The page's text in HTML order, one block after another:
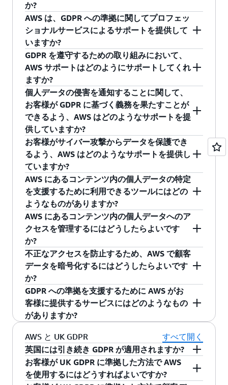
います。
の AWS のサービスによって異なります。
す。この例には、AWS による
27017、および 27018 への準拠が含まれます。
ISO 27018 には、顧客データの保護に重点を置い
たセキュリティ統制が含まれています。
サービスを提供するクラウドコンピューティン
グのリーダーの連合体です。CISPE Data
Protection Code of Conduct(CISPE Code) は、ク
ラウドインフラストラクチャサービスプロバイ
ダーに焦点を当てた初の汎欧州のデータ保護行
動規範です。CISPE Code は、欧州全土の 27 の
データ保護機関に代わって行動する
Data Protection Boardによって承認され、主な
監督機関としての役割を担う French Data
Protection Authority (CNIL) によって正式に採用
されました。2017 年、AWS は旧版の CISPE
Code への準拠を発表しました。
責任共有モデルは、GDPR に基づいた AWS のさ
まざまな責任 (データの処理者または補助処理者
として)、ならびにお客様の責任 (データ管理者ま
たはデータ処理者として) を説明するために役立
つアプローチです。
か?
はい。AWS パートナーソリューションファイン
ダー (PSF)で「GDPR」で検索すると、GDPR の
遵守に役立つ製品やサービスを提供している
ISV、MSP、SI パートナーを見つけることができ
ます。また、AWS Marketplaceで「GDPR」のソ
リューションを探すこともできます。
AWS は、GDPR への準拠に関してプロフェッ
ショナルサービスによるサポートを提供して
いますか?
はい。AWS Security Assurance Services チーム
は、GDPR の遵守に向けたお客様との取り組みを
サポートするさまざまな活動を実施していま
す。業界認定のコンプライアンス専門家で構成
されるこのチームは、適用可能なコンプライア
ンス標準を AWS のサービス固有の機能に結び付
けることにより、お客様がクラウドでコンプラ
イアンスを達成、維持、自動化するのを支援い
たします。AWS プロフェッショナルサービスの
コンサルタントがお客様をどのようにサポート
できるかについての詳細は、こちらをご覧くだ
さい。
GDPR を遵守するための取り組みにおいて、
AWS サポートはどのようにサポートしてくれ
ますか?
お客様は、AWS サポートを活用して、GDPR コ
ンプライアンスへの道のりを支援する技術的助
言を受けることができます。AWS では、この活
動の一環として、Cloud Support Engineer と
Technical Account Manager (TAM) のチームが存
在しており、コンプライアンスに関するリスク
の特定と低減をサポートするトレーニングを受
けています。AWS が提供するサポートのレベル
は、お客様が選択した AWS サポートプランによ
って異なります。お客様が AWS プレミアムサポ
ートについてお知りになりたい場合は、AWS マ
ネジメントコンソール で利用できる AWS
Support Center にアクセスして、詳細を確認で
きます。この場合、エンタープライズサポート
契約で指定した連絡先情報を使用するか、AWS
サポートのウェブページ
い。エンタープライズサポートに登録している
お客様は、GDPR 関連の質問に関して TAM に問
い合わせるべきです。
個人データの侵害を通知することに関して、
お客様が GDPR に基づく義務を果たすことが
できるよう、AWS はどのようなサポートを提
供していますか?
AWS には、セキュリティインシデントのモニタ
リングとデータ侵害の通知プロセスがあり、
AWS DPA に従って、不当な遅延なしに AWS の
セキュリティ違反をお客様に通知します。ま
た、AWS は、お客様のリソースに対して誰がア
クセスできるか、またそのユーザーがいつどこ
からアクセスしたかを把握するためのツールを
いくつか提供しています。このようなツールの 1
つに
CloudTrail を使用すると、AWS アカウントのガ
バナンス、コンプライアンス、運用監査、リス
ク監査を実施できるようになります。AWS
CloudTrail を使用すると、お客様は AWS インフ
ラストラクチャ全体でアクションに関するアカ
ウントアクティビティをログに記録し、継続的
にモニタリングし、情報を保持できます。これ
により、各組織は、AWS インフラストラクチャ
で何が発生しているかを把握でき、異常なアク
ティビティが発生した場合にはすぐに対策を講
じることができます。お客様が GDPR に基づい
お客様がサイバー攻撃からデータを保護でき
るよう、AWS はどのようなサポートを提供し
ていますか?
AWS は、お客様と APN パートナーがお客様の顧
客データを保護し、サイバー攻撃から防御でき
るようサポートするための多数のツールを提供
しています。そのようなツールの 1 つにAWS
Shieldがあります。これは、分散型サービス拒
否 (DDoS) に対するマネージド保護サービスで、
AWS で運用しているウェブサイトとアプリケー
ションを保護するために使用できます。AWS
Shield Standard は追加料金なしで利用でき、ア
プリケーションのダウンタイムとレイテンシー
を最小限に抑える常時稼働の検出機能および自
動インライン緩和策となります。AWS で運用さ
れ、ELB、Amazon CloudFront、Amazon Route
53 のリソースを使用するウェブアプリケーショ
ンを標的とした攻撃に対する保護を強化するた
め、お客様と APN パートナーは AWS Shield
Advanced に登録できます。また、AWS は、AWS
AWS にあるコンテンツ内の個人データの特定
を支援するために利用できるツールにはどの
ようなものがありますか?
Amazon Macie は、機械学習とパターンマッチン
グを使用して AWS 上の個人データを検出して保
護する、フルマネージドのデータセキュリティ
とデータプライバシーのサービスです。組織で
管理するデータが増大するにつれて、大規模な
個人データを特定し保護することは、コストや
時間のかかる、ますます複雑な作業となりま
す。Amazon Macie では、大規模な個人データの
検出を自動化し、データ保護のコストを削減し
ト、パブリックアクセス可能なバケット、AWS
Organizations で定義したもの以外の AWS アカ
ウントと共有されているバケットのリストを含
む、Amazon S3 バケットのインベントリが自動
AWS にあるコンテンツ内の個人データへのア
クセスを管理するにはどうしたらよいです
か?
AWS は、お客様による GDPR への準拠をサポー
トするため、AWS 上のお客様のコンテンツに含
まれる個人データへのアクセスを管理する多数
のツールを提供しています。次のようなツール
があります:
デフォルトのセキュリティとは、AWS のサー
ビスがデフォルトでセキュアになるよう設計
されているという意味です。デフォルトの設
定が使用された場合、リソースへのアクセス
は、アカウント所有者とルート管理者のみに
不正なアクセスを防止するため、AWS で顧客
データを暗号化するにはどうしたらよいです
か?
AWS は、お客様と APN パートナーに対し、クラ
ウド内で保管中のお客様データに追加のセキュ
リティ層を適用できるようにし、GDPR における
データ管理者としてのデータ処理のセキュリテ
ィを確保する義務を果たせるようサポートしま
す。AWS では次のような暗号化ツールを利用で
きます:
GDPR への準拠を支援するために AWS がお
客様に提供するサービスにはどのようなもの
がありますか?
AWS では、お客様が GDPR の要件を満たすため
の特定の機能とサービスを提供しています:
アクセスコントロール : 承認された管理者、ユー
ザー、およびアプリケーションにのみ AWS リソ
AWS と UK GDPR
すべて開く
英国には引き続き GDPR が適用されますか?
GDPR は EU 規制であり、英国は EU 離脱後に適
用対象外となりました。 英国政府は、「UK
お客様が UK GDPR に準拠した方法で AWS
を使用するにはどうすればよいですか?